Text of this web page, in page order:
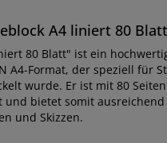
A4 liniert 80
80 Blatt" ist ein
A4-Format, der speziell für
wurde. Er ist mit 80
und bietet somit
und Skizzen.